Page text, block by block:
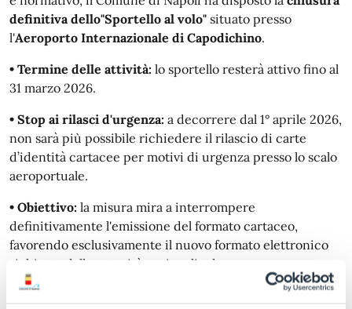
definitiva dello"Sportello al volo" situato presso
l'Aeroporto Internazionale di Capodichino.
• Termine delle attività: lo sportello resterà attivo fino al
31 marzo 2026.
• Stop ai rilasci d'urgenza: a decorrere dal 1° aprile 2026,
non sarà più possibile richiedere il rilascio di carte
d’identità cartacee per motivi di urgenza presso lo scalo
aeroportuale.
• Obiettivo: la misura mira a interrompere
definitivamente l'emissione del formato cartaceo,
favorendo esclusivamente il nuovo formato elettronico
richiesto dalle autorità nazionali ed europee.